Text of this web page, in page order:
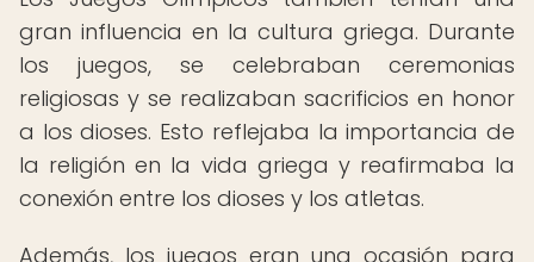
gran influencia en la cultura griega. Durante
los juegos, se celebraban ceremonias
religiosas y se realizaban sacrificios en honor
a los dioses. Esto reflejaba la importancia de
la religión en la vida griega y reafirmaba la
conexión entre los dioses y los atletas.
Además, los juegos eran una ocasión para